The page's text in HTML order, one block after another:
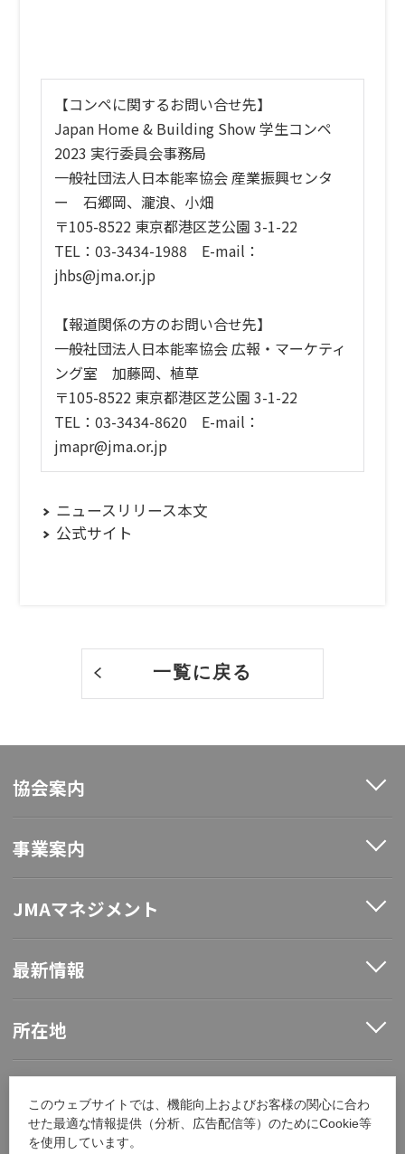
このウェブサイトでは、機能向上およびお客様の関心に合わ
せた最適な情報提供（分析、広告配信等）のためにCookie等
を使用しています。
【コンペに関するお問い合せ先】
Japan Home & Building Show 学生コンペ
2023 実行委員会事務局
一般社団法人日本能率協会 産業振興センタ
ー 石郷岡、瀧浪、小畑
〒105-8522 東京都港区芝公園 3-1-22
TEL：03-3434-1988 E-mail：
jhbs@jma.or.jp
【報道関係の方のお問い合せ先】
一般社団法人日本能率協会 広報・マーケティ
ング室 加藤岡、植草
〒105-8522 東京都港区芝公園 3-1-22
TEL：03-3434-8620 E-mail：
jmapr@jma.or.jp
ニュースリリース本文
公式サイト
一覧に戻る
協会案内
事業案内
JMAマネジメント
最新情報
所在地